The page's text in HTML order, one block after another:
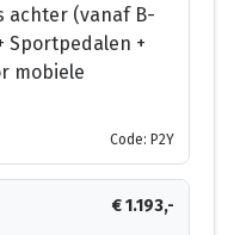
achter (vanaf B-
Sportpedalen +
mobiele
Code: P2Y
€ 1.193,-